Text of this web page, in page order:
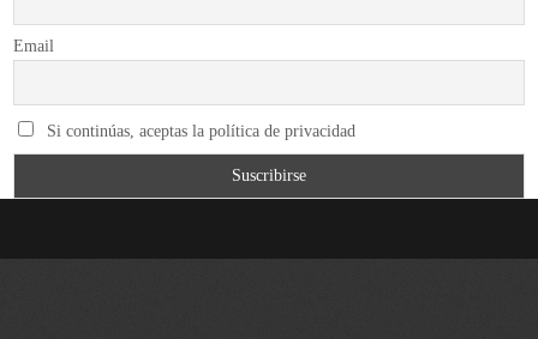
Email
Si continúas, aceptas la política de privacidad